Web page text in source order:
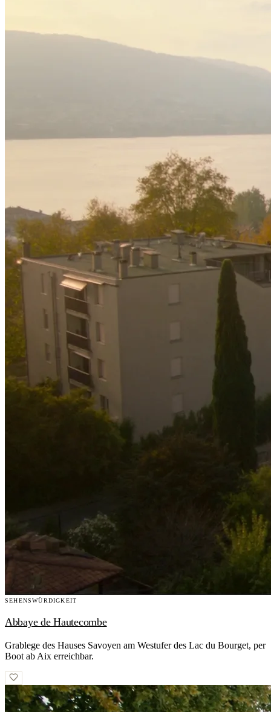
SEHENSWÜRDIGKEIT
Abbaye de Hautecombe
Grablege des Hauses Savoyen am Westufer des Lac du Bourget, per
Boot ab Aix erreichbar.